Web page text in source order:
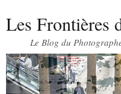
Les Frontières
Le Blog du